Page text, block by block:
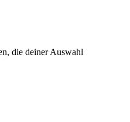
die deiner Auswahl